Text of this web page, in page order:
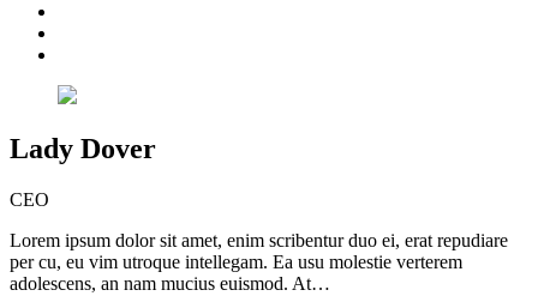
Lady Dover
CEO
Lorem ipsum dolor sit amet, enim scribentur duo ei, erat repudiare
per cu, eu vim utroque intellegam. Ea usu molestie verterem
adolescens, an nam mucius euismod. At…